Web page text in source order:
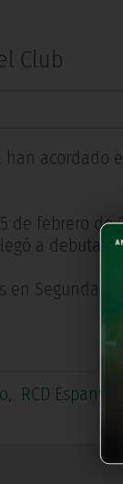
Club
han
de febrero
a debutar
Segunda
, RCD Espanyol